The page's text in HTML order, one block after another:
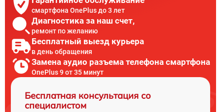
смартфона OnePlus до 3 лет
Диагностика за наш счет,
ремонт по желанию
Бесплатный выезд курьера
в день обращения
Замена аудио разъема телефона смартфона
OnePlus 9 от 35 минут
Бесплатная консультация со
специалистом